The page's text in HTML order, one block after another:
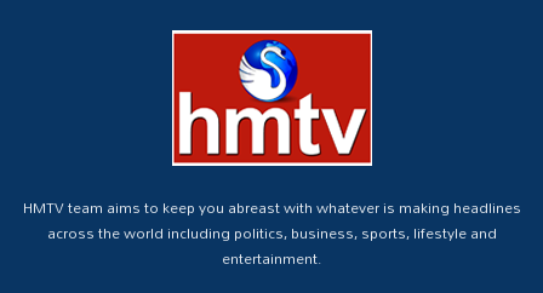
HMTV team aims to keep you abreast with whatever is making headlines
across the world including politics, business, sports, lifestyle and
entertainment.